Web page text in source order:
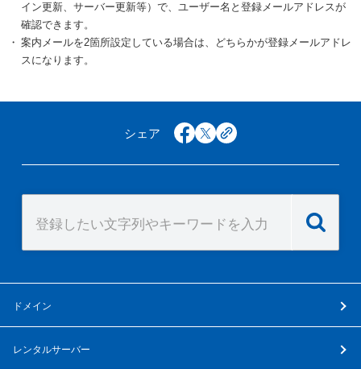
イン更新、サーバー更新等）で、ユーザー名と登録メールアドレスが
確認できます。
案内メールを2箇所設定している場合は、どちらかが登録メールアドレ
スになります。
シェア facebook
x copy
ドメイン
レンタルサーバー